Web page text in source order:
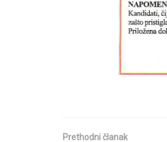
Prethodni članak